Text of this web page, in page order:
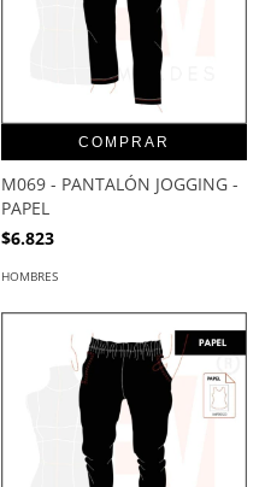
COMPRAR
M069 - PANTALÓN JOGGING -
PAPEL
$6.823
HOMBRES